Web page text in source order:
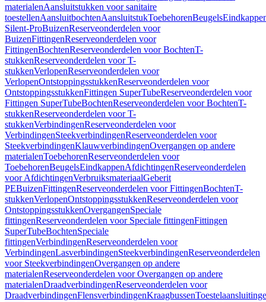
materialenAansluitstukken voor sanitaire
toestellenAansluitbochtenAansluitstukToebehorenBeugels
Silent-ProBuizenReserveonderdelen voor
BuizenFittingenReserveonderdelen voor
FittingenBochtenReserveonderdelen voor BochtenT-
stukkenReserveonderdelen voor T-
stukkenVerlopenReserveonderdelen voor
VerlopenOntstoppingsstukkenReserveonderdelen voor
OntstoppingsstukkenFittingen SuperTubeReserveonderdelen voor
Fittingen SuperTubeBochtenReserveonderdelen voor BochtenT-
stukkenReserveonderdelen voor T-
stukkenVerbindingenReserveonderdelen voor
VerbindingenSteekverbindingenReserveonderdelen voor
SteekverbindingenKlauwverbindingenOvergangen op andere
materialenToebehorenReserveonderdelen voor
ToebehorenBeugelsEindkappenAfdichtingenReserveonderdelen
voor AfdichtingenVerbruiksmateriaalGeberit
PEBuizenFittingenReserveonderdelen voor FittingenBochtenT-
stukkenVerlopenOntstoppingsstukkenReserveonderdelen voor
OntstoppingsstukkenOvergangenSpeciale
fittingenReserveonderdelen voor Speciale fittingenFittingen
SuperTubeBochtenSpeciale
fittingenVerbindingenReserveonderdelen voor
VerbindingenLasverbindingenSteekverbindingenReserveonderdelen
voor SteekverbindingenOvergangen op andere
materialenReserveonderdelen voor Overgangen op andere
materialenDraadverbindingenReserveonderdelen voor
DraadverbindingenFlensverbindingenKraagbussen